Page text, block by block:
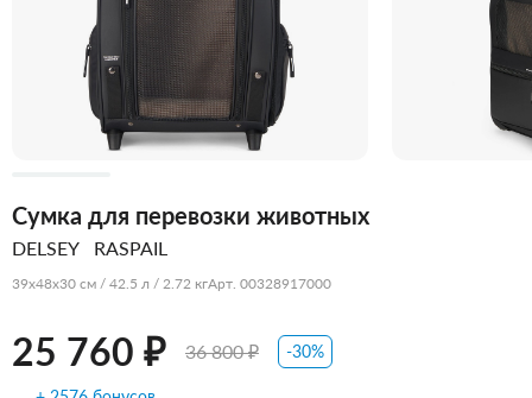
Сумка для перевозки животных
DELSEY RASPAIL
39x48x30 см / 42.5 л / 2.72 кгАрт. 00328917000
25 760 ₽ 36 800 ₽ -30%